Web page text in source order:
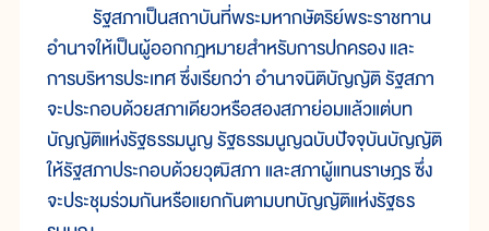
รัฐสภาเป็นสถาบันที่พระมหากษัตริย์พระราชทาน
อำนาจให้เป็นผู้ออกกฎหมายสำหรับการปกครอง และ
การบริหารประเทศ ซึ่งเรียกว่า อำนาจนิติบัญญัติ รัฐสภา
จะประกอบด้วยสภาเดียวหรือสองสภาย่อมแล้วแต่บท
บัญญัติแห่งรัฐธรรมนูญ รัฐธรรมนูญฉบับปัจจุบันบัญญัติ
ให้รัฐสภาประกอบด้วยวุฒิสภา และสภาผู้แทนราษฎร ซึ่ง
จะประชุมร่วมกันหรือแยกกันตามบทบัญญัติแห่งรัฐธร